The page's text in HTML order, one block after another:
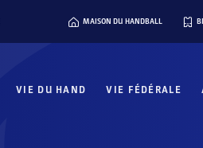
MAISON DU HANDBALL
VIE DU HAND VIE FÉDÉRALE